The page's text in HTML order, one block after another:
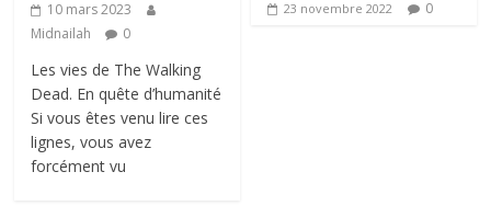
10 mars 2023
Midnailah
0
Les vies de The Walking
Dead. En quête d’humanité
Si vous êtes venu lire ces
lignes, vous avez
forcément vu
23 novembre 2022 0